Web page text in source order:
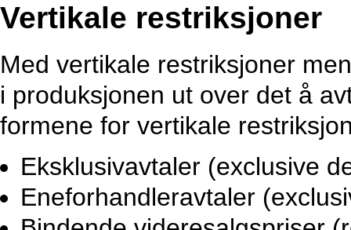
Vertikale restriksjoner
Med vertikale restriksjoner
i produksjonen ut over det å
formene for vertikale
Eksklusivavtaler (exclusive
Eneforhandleravtaler